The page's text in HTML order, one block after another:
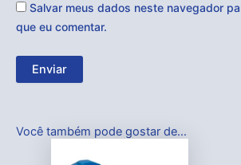
Salvar meus dados neste navegador
que eu comentar.
Você também pode gostar de…